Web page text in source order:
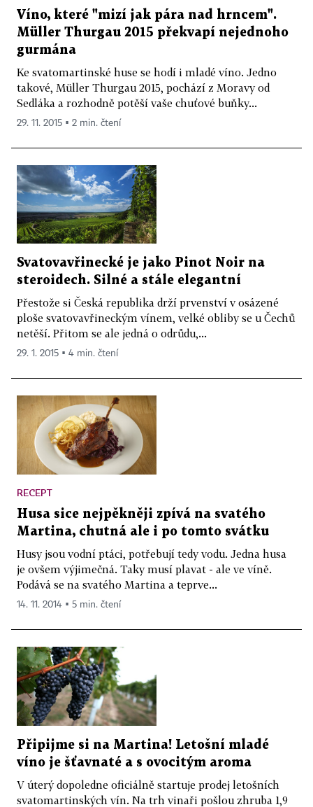
Víno, které "mizí jak pára nad hrncem".
Müller Thurgau 2015 překvapí nejednoho
gurmána
Ke svatomartinské huse se hodí i mladé víno. Jedno
takové, Müller Thurgau 2015, pochází z Moravy od
Sedláka a rozhodně potěší vaše chuťové buňky...
29. 11. 2015 ▪ 2 min. čtení
Svatovavřinecké je jako Pinot Noir na
steroidech. Silné a stále elegantní
Přestože si Česká republika drží prvenství v osázené
ploše svatovavřineckým vínem, velké obliby se u Čechů
netěší. Přitom se ale jedná o odrůdu,...
29. 1. 2015 ▪ 4 min. čtení
RECEPT
Husa sice nejpěkněji zpívá na svatého
Martina, chutná ale i po tomto svátku
Husy jsou vodní ptáci, potřebují tedy vodu. Jedna husa
je ovšem výjimečná. Taky musí plavat - ale ve víně.
Podává se na svatého Martina a teprve...
14. 11. 2014 ▪ 5 min. čtení
Připijme si na Martina! Letošní mladé
víno je šťavnaté a s ovocitým aroma
V úterý dopoledne oficiálně startuje prodej letošních
svatomartinských vín. Na trh vinaři pošlou zhruba 1,9